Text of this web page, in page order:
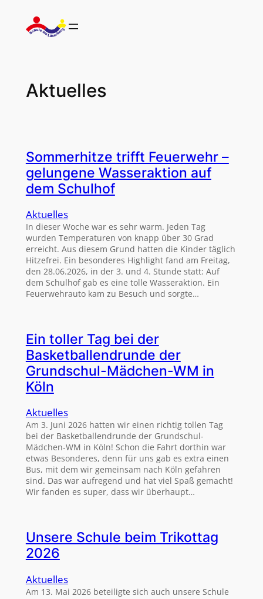
Inhalt
springen
Aktuelles
Sommerhitze trifft Feuerwehr –
gelungene Wasseraktion auf
dem Schulhof
Aktuelles
In dieser Woche war es sehr warm. Jeden Tag
wurden Temperaturen von knapp über 30 Grad
erreicht. Aus diesem Grund hatten die Kinder täglich
Hitzefrei. Ein besonderes Highlight fand am Freitag,
den 28.06.2026, in der 3. und 4. Stunde statt: Auf
dem Schulhof gab es eine tolle Wasseraktion. Ein
Feuerwehrauto kam zu Besuch und sorgte…
Ein toller Tag bei der
Basketballendrunde der
Grundschul-Mädchen-WM in
Köln
Aktuelles
Am 3. Juni 2026 hatten wir einen richtig tollen Tag
bei der Basketballendrunde der Grundschul-
Mädchen-WM in Köln! Schon die Fahrt dorthin war
etwas Besonderes, denn für uns gab es extra einen
Bus, mit dem wir gemeinsam nach Köln gefahren
sind. Das war aufregend und hat viel Spaß gemacht!
Wir fanden es super, dass wir überhaupt…
Unsere Schule beim Trikottag
2026
Aktuelles
Am 13. Mai 2026 beteiligte sich auch unsere Schule